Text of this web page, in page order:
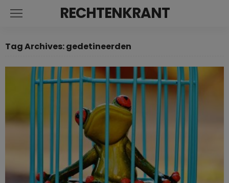
RECHTENKRANT
Tag Archives: gedetineerden